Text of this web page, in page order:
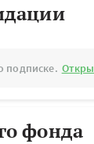
подписке.
фонда